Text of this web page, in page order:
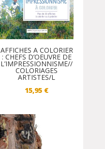
AFFICHES A COLORIER
: CHEFS D’OEUVRE DE
L’IMPRESSIONNISME//
COLORIAGES
ARTISTES/L
15,95 €